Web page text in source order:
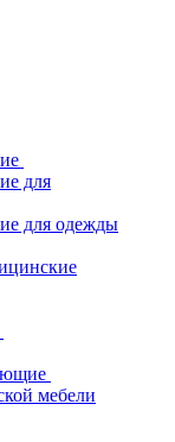
для
для одежды
мебели